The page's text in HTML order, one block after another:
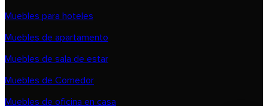
Muebles para hoteles
Muebles de apartamento
Muebles de sala de estar
Muebles de Comedor
Muebles de oficina en casa